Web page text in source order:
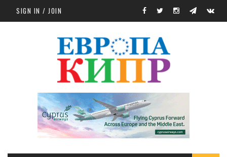
Skip to main content
SIGN IN / JOIN